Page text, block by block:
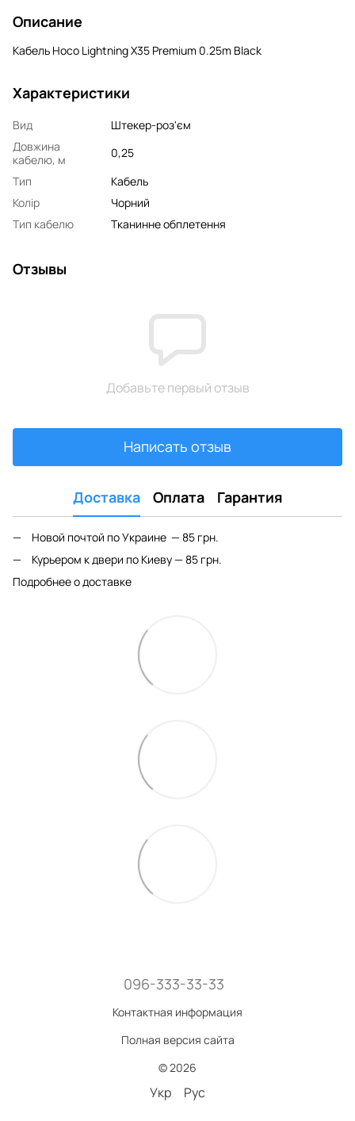
Описание
Кабель Hoco Lightning X35 Premium 0.25m Black
Характеристики
Вид
Штекер-роз'єм
Довжина
кабелю, м
0,25
Тип
Кабель
Колір
Чорний
Тип кабелю
Тканинне обплетення
Отзывы
Добавьте первый отзыв
Написать отзыв
Доставка Оплата Гарантия
Новой почтой по Украине — 85 грн.
Курьером к двери по Киеву — 85 грн.
Подробнее о доставке
096-333-33-33
Контактная информация
Полная версия сайта
© 2026
Укр Рус